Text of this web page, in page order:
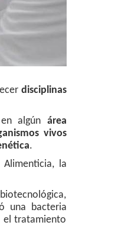
disciplinas
algún área
vivos
.
la
una bacteria
el tratamiento